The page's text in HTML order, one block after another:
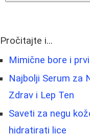
Pročitajte i...
Mimične bore i
Najbolji Serum za
Zdrav i Lep Ten
Saveti za negu
hidratirati lice